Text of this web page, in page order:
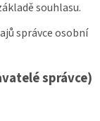
souhlasu.
správce osobní
správce)